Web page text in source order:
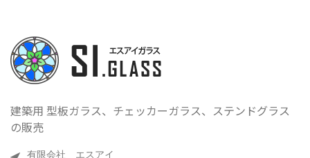
建築用 型板ガラス、チェッカーガラス、ステンドグラス
の販売